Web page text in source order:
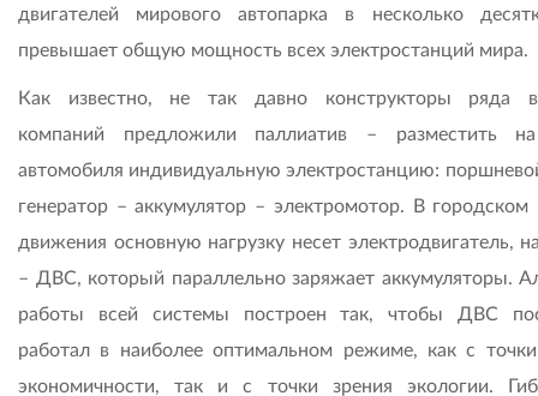
двигателей мирового автопарка в несколько
превышает общую мощность всех электростанций мира.
Как известно, не так давно конструкторы ряда
компаний предложили паллиатив – разместить
автомобиля индивидуальную электростанцию:
генератор – аккумулятор – электромотор. В
движения основную нагрузку несет электродвигатель,
– ДВС, который параллельно заряжает аккумуляторы.
работы всей системы построен так, чтобы ДВС
работал в наиболее оптимальном режиме, как с
экономичности, так и с точки зрения экологии.